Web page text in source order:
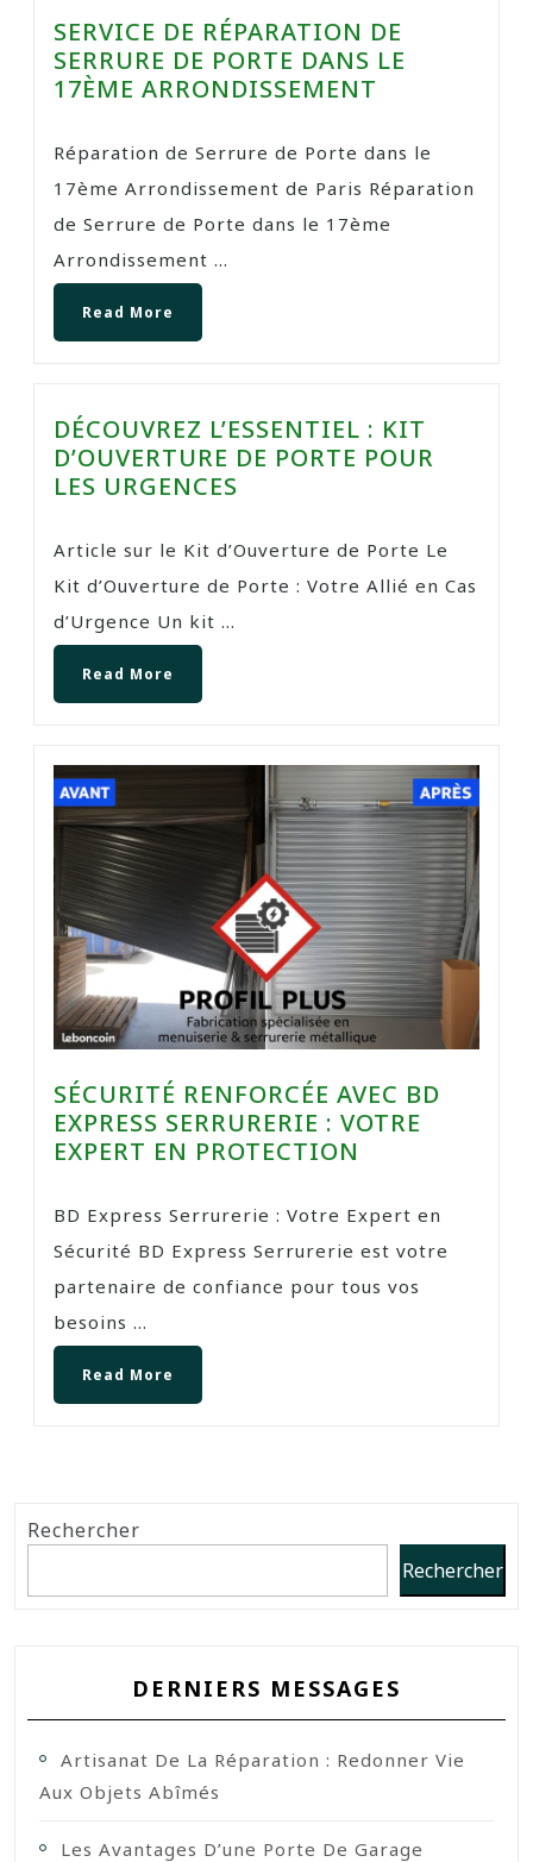
SERVICE DE RÉPARATION DE
SERRURE DE PORTE DANS LE
17ÈME ARRONDISSEMENT
Réparation de Serrure de Porte dans le
17ème Arrondissement de Paris Réparation
de Serrure de Porte dans le 17ème
Arrondissement ...
Read More
DÉCOUVREZ L’ESSENTIEL : KIT
D’OUVERTURE DE PORTE POUR
LES URGENCES
Article sur le Kit d’Ouverture de Porte Le
Kit d’Ouverture de Porte : Votre Allié en Cas
d’Urgence Un kit ...
Read More
SÉCURITÉ RENFORCÉE AVEC BD
EXPRESS SERRURERIE : VOTRE
EXPERT EN PROTECTION
BD Express Serrurerie : Votre Expert en
Sécurité BD Express Serrurerie est votre
partenaire de confiance pour tous vos
besoins ...
Read More
Rechercher
Rechercher
DERNIERS MESSAGES
Artisanat De La Réparation : Redonner Vie
Aux Objets Abîmés
Les Avantages D’une Porte De Garage